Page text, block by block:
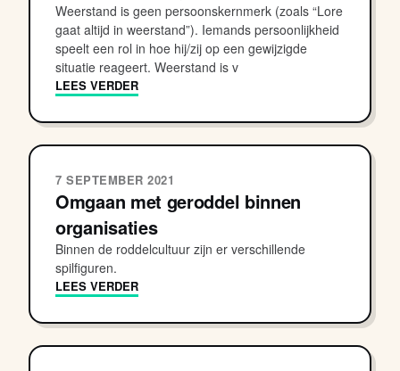
Weerstand is geen persoonskernmerk (zoals “Lore
gaat altijd in weerstand”). Iemands persoonlijkheid
speelt een rol in hoe hij/zij op een gewijzigde
situatie reageert. Weerstand is v
LEES VERDER
7 SEPTEMBER 2021
Omgaan met geroddel binnen
organisaties
Binnen de roddelcultuur zijn er verschillende
spilfiguren.
LEES VERDER